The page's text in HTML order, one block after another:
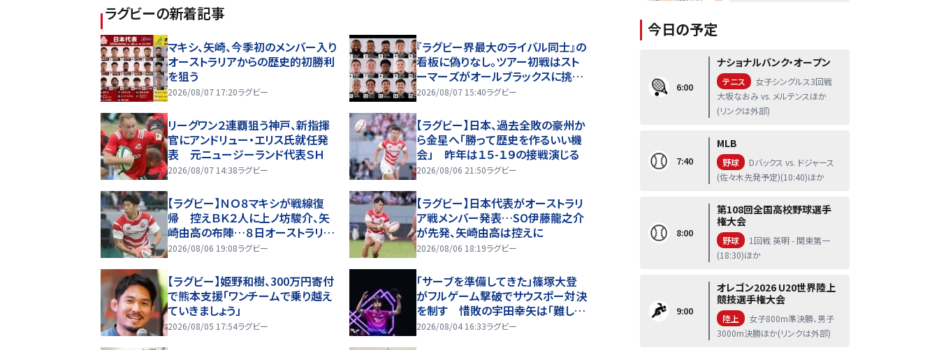
ラグビーの新着記事
マキシ、矢崎、今季初のメンバー入り
オーストラリアからの歴史的初勝利
を狙う
2026/08/07 17:20ラグビー
『ラグビー界最大のライバル同士』の
看板に偽りなし。ツアー初戦はスト
ーマーズがオールブラックスに挑
む。歴史を刻めるか
2026/08/07 15:40ラグビー
リーグワン２連覇狙う神戸、新指揮
官にアンドリュー・エリス氏就任発
表 元ニュージーランド代表ＳＨ
2026/08/07 14:38ラグビー
【ラグビー】日本、過去全敗の豪州か
ら金星へ「勝って歴史を作るいい機
会」 昨年は１５-１９の接戦演じる
2026/08/06 21:50ラグビー
【ラグビー】ＮＯ８マキシが戦線復
帰 控えＢＫ２人に上ノ坊駿介、矢
崎由高の布陣…８日オーストラリア
戦
2026/08/06 19:08ラグビー
【ラグビー】日本代表がオーストラリ
ア戦メンバー発表…SO伊藤龍之介
が先発、矢崎由高は控えに
2026/08/06 18:19ラグビー
【ラグビー】姫野和樹、300万円寄付
で熊本支援「ワンチームで乗り越え
ていきましょう」
2026/08/05 17:54ラグビー
「サーブを準備してきた」篠塚大登
がフルゲーム撃破でサウスポー対決
を制す 惜敗の宇田幸矢は「難しい
試合」【WTTチャンピオンズ横浜202
2026/08/04 16:33ラグビー
今日の予定
6:00
ナショナルバンク・オープン
テニス
女子シングルス3回戦
大坂なおみ vs. メルテンスほか
(リンクは外部)
7:40
MLB
野球
Dバックス vs. ドジャース
(佐々木先発予定)(10:40)ほか
8:00
第108回全国高校野球選手
権大会
野球
1回戦 英明 - 関東第一
(18:30)ほか
9:00
オレゴン2026 U20世界陸上
競技選手権大会
陸上
女子800m準決勝、男子
3000m決勝ほか(リンクは外部)